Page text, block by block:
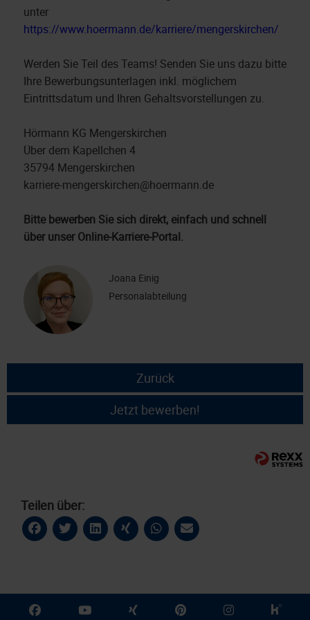
unter
https://www.hoermann.de/karriere/mengerskirchen/
Werden Sie Teil des Teams! Senden Sie uns dazu bitte
Ihre Bewerbungsunterlagen inkl. möglichem
Eintrittsdatum und Ihren Gehaltsvorstellungen zu.
Hörmann KG Mengerskirchen
Über dem Kapellchen 4
35794 Mengerskirchen
karriere-mengerskirchen@hoermann.de
Bitte bewerben Sie sich direkt, einfach und schnell
über unser Online-Karriere-Portal.
Joana Einig
Personalabteilung
Zurück
Jetzt bewerben!
Teilen über: